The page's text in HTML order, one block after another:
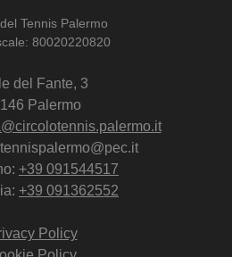
Tennis Palermo
80020220820
del Fante, 3
Palermo
+39 091544517
+39 091362552
Policy